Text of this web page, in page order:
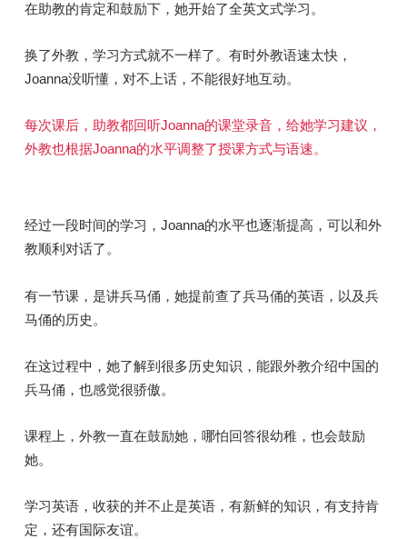
在助教的肯定和鼓励下，她开始了全英文式学习。
换了外教，学习方式就不一样了。有时外教语速太快，
Joanna没听懂，对不上话，不能很好地互动。
每次课后，助教都回听Joanna的课堂录音，给她学习建议，
外教也根据Joanna的水平调整了授课方式与语速。
经过一段时间的学习，Joanna的水平也逐渐提高，可以和外
教顺利对话了。
有一节课，是讲兵马俑，她提前查了兵马俑的英语，以及兵
马俑的历史。
在这过程中，她了解到很多历史知识，能跟外教介绍中国的
兵马俑，也感觉很骄傲。
课程上，外教一直在鼓励她，哪怕回答很幼稚，也会鼓励
她。
学习英语，收获的并不止是英语，有新鲜的知识，有支持肯
定，还有国际友谊。